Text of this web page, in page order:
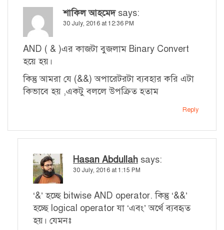
শাকিল আহমেদ says:
30 July, 2016 at 12:36 PM
AND ( & )এর কাজটা বুজলাম Binary Convert
হয়ে হয়।
কিন্তু আমরা যে (&&) অপারেটরটা ব্যবহার করি এটা
কিভাবে হয় ,একটু বললে উপক্রিত হতাম
Reply
Hasan Abdullah says:
30 July, 2016 at 1:15 PM
‘&’ হচ্ছে bitwise AND operator. কিন্তু ‘&&’
হচ্ছে logical operator যা ‘এবং’ অর্থে ব্যবহৃত
হয়। যেমনঃ